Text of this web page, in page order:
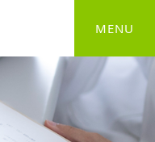
MENU